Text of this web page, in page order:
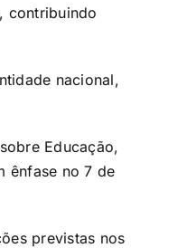
contribuindo
nacional,
Educação,
ênfase no 7 de
previstas nos